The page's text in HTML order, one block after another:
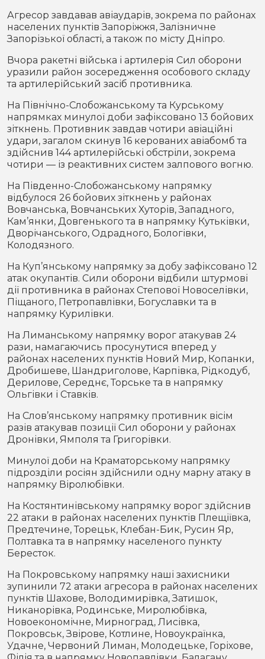
Спорт
Підписатись на нас у Telegram
Агресор завдавав авіаударів, зокрема по районах
населених пунктів Запоріжжя, Залізничне
Запорізької області, а також по місту Дніпро.
Вчора ракетні війська і артилерія Сил оборони
уразили район зосередження особового складу
та артилерійський засіб противника.
На Північно-Слобожанському та Курському
напрямках минулої доби зафіксовано 13 бойових
зіткнень. Противник завдав чотири авіаційні
удари, загалом скинув 16 керованих авіабомб та
здійснив 144 артилерійські обстріли, зокрема
чотири — із реактивних систем залпового вогню.
На Південно-Слобожанському напрямку
відбулося 26 бойових зіткнень у районах
Вовчанська, Вовчанських Хуторів, Западного,
Кам’янки, Довгенького та в напрямку Кутьківки,
Дворічанського, Одрадного, Бологівки,
Колодязного.
На Куп’янському напрямку за добу зафіксовано 12
атак окупантів. Сили оборони відбили штурмові
дії противника в районах Степової Новоселівки,
Піщаного, Петропавлівки, Богуславки та в
напрямку Курилівки.
На Лиманському напрямку ворог атакував 24
рази, намагаючись просунутися вперед у
районах населених пунктів Новий Мир, Копанки,
Дробишеве, Шандриголове, Карпівка, Рідкодуб,
Дерилове, Середнє, Торське та в напрямку
Ольгівки і Ставків.
На Слов’янському напрямку противник вісім
разів атакував позиції Сил оборони у районах
Дронівки, Ямполя та Григорівки.
Минулої доби на Краматорському напрямку
підрозділи росіян здійснили одну марну атаку в
напрямку Віролюбівки.
На Костянтинівському напрямку ворог здійснив
22 атаки в районах населених пунктів Плещіївка,
Предтечине, Торецьк, Клебан-Бик, Русин Яр,
Полтавка та в напрямку населеного пункту
Бересток.
На Покровському напрямку наші захисники
зупинили 72 атаки агресора в районах населених
пунктів Шахове, Володимирівка, Затишок,
Никанорівка, Родинське, Миролюбівка,
Новоекономічне, Мирноград, Лисівка,
Покровськ, Звірове, Котлине, Новоукраїнка,
Удачне, Червоний Лиман, Молодецьке, Горіхове,